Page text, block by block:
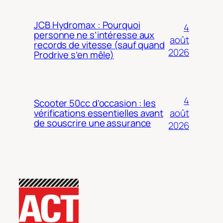
JCB Hydromax : Pourquoi
personne ne s’intéresse aux
records de vitesse (sauf quand
Prodrive s’en mêle)
4
août
2026
Scooter 50cc d’occasion : les
vérifications essentielles avant
de souscrire une assurance
4
août
2026